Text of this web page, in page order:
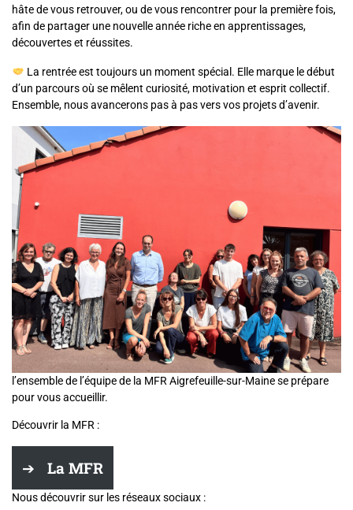
hâte de vous retrouver, ou de vous rencontrer pour la première fois,
afin de partager une nouvelle année riche en apprentissages,
découvertes et réussites.
La rentrée est toujours un moment spécial. Elle marque le début
d’un parcours où se mêlent curiosité, motivation et esprit collectif.
Ensemble, nous avancerons pas à pas vers vos projets d’avenir.
l’ensemble de l’équipe de la MFR Aigrefeuille-sur-Maine se prépare
pour vous accueillir.
Découvrir la MFR :
La MFR
Nous découvrir sur les réseaux sociaux :